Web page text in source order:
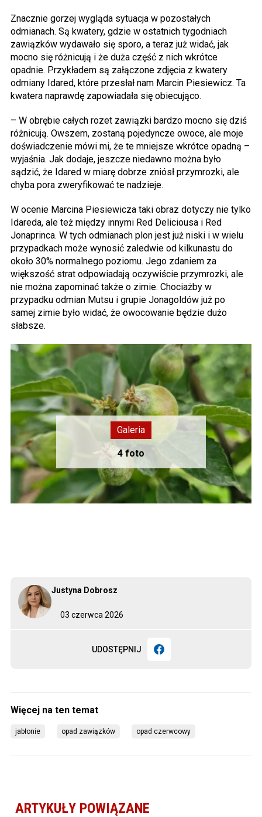
03 czerwca 2026
Justyna Dobrosz
UDOSTĘPNIJ
Znacznie gorzej wygląda sytuacja w pozostałych
odmianach. Są kwatery, gdzie w ostatnich tygodniach
zawiązków wydawało się sporo, a teraz już widać, jak
mocno się różnicują i że duża część z nich wkrótce
opadnie. Przykładem są załączone zdjęcia z kwatery
odmiany Idared, które przesłał nam Marcin Piesiewicz. Ta
kwatera naprawdę zapowiadała się obiecująco.
– W obrębie całych rozet zawiązki bardzo mocno się dziś
różnicują. Owszem, zostaną pojedyncze owoce, ale moje
doświadczenie mówi mi, że te mniejsze wkrótce opadną –
wyjaśnia. Jak dodaje, jeszcze niedawno można było
sądzić, że Idared w miarę dobrze zniósł przymrozki, ale
chyba pora zweryfikować te nadzieje.
W ocenie Marcina Piesiewicza taki obraz dotyczy nie tylko
Idareda, ale też między innymi Red Deliciousa i Red
Jonaprinca. W tych odmianach plon jest już niski i w wielu
przypadkach może wynosić zaledwie od kilkunastu do
około 30% normalnego poziomu. Jego zdaniem za
większość strat odpowiadają oczywiście przymrozki, ale
nie można zapominać także o zimie. Chociażby w
przypadku odmian Mutsu i grupie Jonagoldów już po
samej zimie było widać, że owocowanie będzie dużo
słabsze.
jabłonie opad zawiązków opad czerwcowy
ARTYKUŁY POWIĄZANE